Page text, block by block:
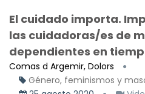
El cuidado importa.
las cuidadoras/es de
dependientes en
Comas d Argemir, Dolors
Género, feminismos y